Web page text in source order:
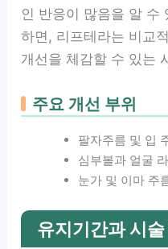
인 반응이 많음을 알 수
하면, 리프테라는 비교
개선을 체감할 수 있는
주요 개선 부위
팔자주름 및 입
심부볼과 얼굴
눈가 및 이마 주
유지기간과 시